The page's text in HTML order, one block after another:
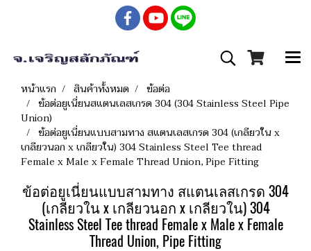
หน้าแรก สินค้าทั้งหมด
ข้อต่อ
ข้อต่อยูเนี่ยนสแตนเลสเกรด 304 (304 Stainless Steel Pipe
Union)
ข้อต่อยูเนี่ยนแบบสามทาง สแตนเลสเกรด 304 (เกลียวใน x
เกลียวนอก x เกลียวใน) 304 Stainless Steel Tee thread
Female x Male x Female Thread Union, Pipe Fitting
ข้อต่อยูเนี่ยนแบบสามทาง สแตนเลสเกรด 304
(เกลียวใน x เกลียวนอก x เกลียวใน) 304
Stainless Steel Tee thread Female x Male x Female
Thread Union, Pipe Fitting